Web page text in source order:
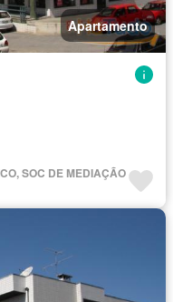
Apartamento
SOC DE MEDIAÇÃO